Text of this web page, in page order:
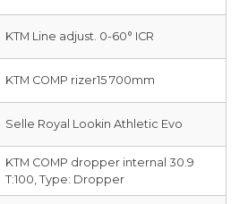
KTM Line adjust. 0-60° ICR
KTM COMP rizer15 700mm
Selle Royal Lookin Athletic Evo
KTM COMP dropper internal 30.9
T:100, Type: Dropper